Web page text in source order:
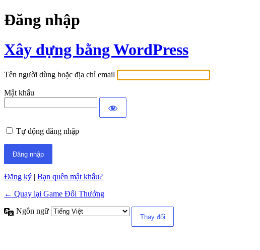
Đăng nhập
Xây dựng bằng WordPress
Tên người dùng hoặc địa chỉ email
Mật khẩu
Tự động đăng nhập
Đăng ký | Bạn quên mật khẩu?
← Quay lại Game Đổi Thưởng
Ngôn ngữ